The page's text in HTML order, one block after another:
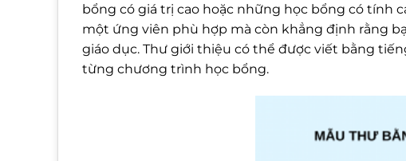
bổng có giá trị cao hoặc những học bổng có tính
một ứng viên phù hợp mà còn khẳng định rằng
giáo dục. Thư giới thiệu có thể được viết bằng
từng chương trình học bổng.